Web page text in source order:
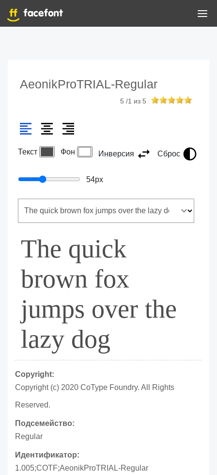
AeonikProTRIAL-Regular
5 /1 из 5
Текст Фон Инверсия Сброс
54px
The quick
brown fox
jumps over the
lazy dog
Copyright:
Copyright (c) 2020 CoType Foundry. All Rights
Reserved.
Подсемейство:
Regular
Идентификатор:
1.005;COTF;AeonikProTRIAL-Regular